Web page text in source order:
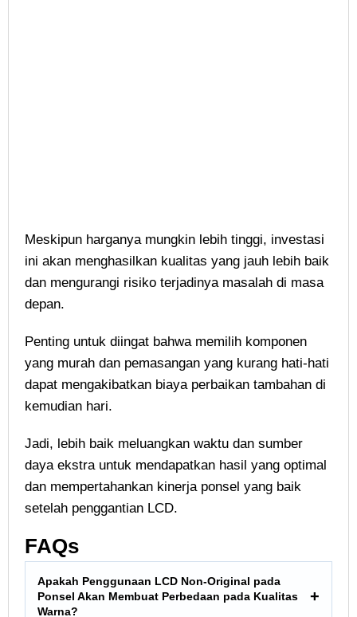
Meskipun harganya mungkin lebih tinggi, investasi
ini akan menghasilkan kualitas yang jauh lebih baik
dan mengurangi risiko terjadinya masalah di masa
depan.
Penting untuk diingat bahwa memilih komponen
yang murah dan pemasangan yang kurang hati-hati
dapat mengakibatkan biaya perbaikan tambahan di
kemudian hari.
Jadi, lebih baik meluangkan waktu dan sumber
daya ekstra untuk mendapatkan hasil yang optimal
dan mempertahankan kinerja ponsel yang baik
setelah penggantian LCD.
FAQs
Apakah Penggunaan LCD Non-Original pada
Ponsel Akan Membuat Perbedaan pada Kualitas
Warna?